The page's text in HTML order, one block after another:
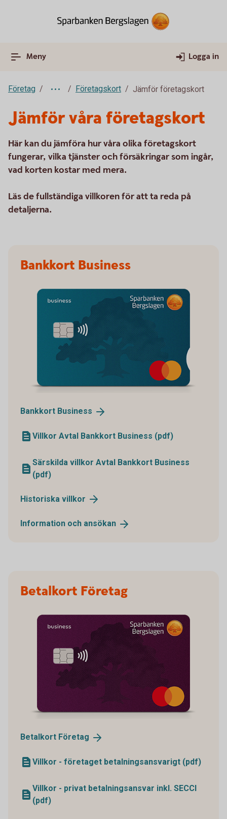
Meny Logga in
Företag Företagskort Jämför företagskort
Jämför våra företagskort
Här kan du jämföra hur våra olika företagskort
fungerar, vilka tjänster och försäkringar som ingår,
vad korten kostar med mera.
Läs de fullständiga villkoren för att ta reda på
detaljerna.
Bankkort Business
Bankkort Business
Villkor Avtal Bankkort Business (pdf)
Särskilda villkor Avtal Bankkort Business
(pdf)
Historiska villkor
Information och ansökan
Betalkort Företag
Betalkort Företag
Villkor - företaget betalningsansvarigt (pdf)
Villkor - privat betalningsansvar inkl. SECCI
(pdf)